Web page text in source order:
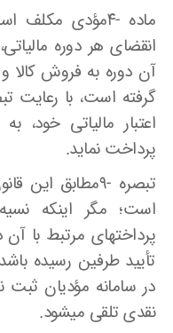
ماده -۴مؤدی
انقضای هر دوره
آن دوره به فروش کالا
اعتبار مالیاتی خود،
پرداخت نماید.
تبصره -۹مطابق
است؛ مگر اینکه
پرداختهای مرتبط با
تأیید طرفین رسیده
در سامانه مؤدیان ثبت
نقدی تلقی میشود.